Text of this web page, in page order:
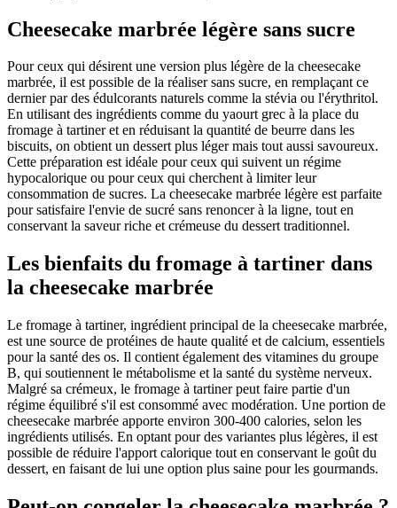
Cheesecake marbrée légère sans sucre
Pour ceux qui désirent une version plus légère de la cheesecake
marbrée, il est possible de la réaliser sans sucre, en remplaçant ce
dernier par des édulcorants naturels comme la stévia ou l'érythritol.
En utilisant des ingrédients comme du yaourt grec à la place du
fromage à tartiner et en réduisant la quantité de beurre dans les
biscuits, on obtient un dessert plus léger mais tout aussi savoureux.
Cette préparation est idéale pour ceux qui suivent un régime
hypocalorique ou pour ceux qui cherchent à limiter leur
consommation de sucres. La cheesecake marbrée légère est parfaite
pour satisfaire l'envie de sucré sans renoncer à la ligne, tout en
conservant la saveur riche et crémeuse du dessert traditionnel.
Les bienfaits du fromage à tartiner dans
la cheesecake marbrée
Le fromage à tartiner, ingrédient principal de la cheesecake marbrée,
est une source de protéines de haute qualité et de calcium, essentiels
pour la santé des os. Il contient également des vitamines du groupe
B, qui soutiennent le métabolisme et la santé du système nerveux.
Malgré sa crémeux, le fromage à tartiner peut faire partie d'un
régime équilibré s'il est consommé avec modération. Une portion de
cheesecake marbrée apporte environ 300-400 calories, selon les
ingrédients utilisés. En optant pour des variantes plus légères, il est
possible de réduire l'apport calorique tout en conservant le goût du
dessert, en faisant de lui une option plus saine pour les gourmands.